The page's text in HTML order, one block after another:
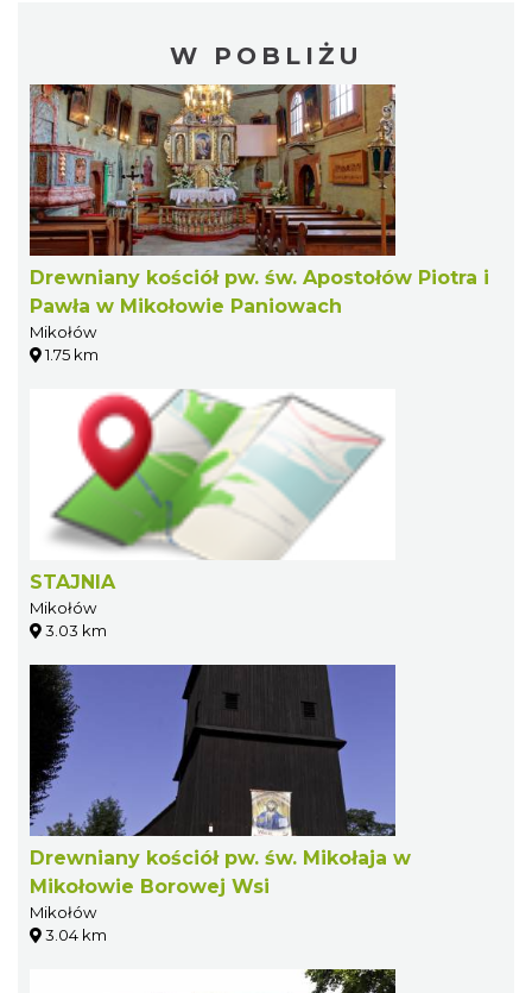
W POBLIŻU
Drewniany kościół pw. św. Apostołów Piotra i
Pawła w Mikołowie Paniowach
Mikołów
1.75 km
STAJNIA
Mikołów
3.03 km
Drewniany kościół pw. św. Mikołaja w
Mikołowie Borowej Wsi
Mikołów
3.04 km